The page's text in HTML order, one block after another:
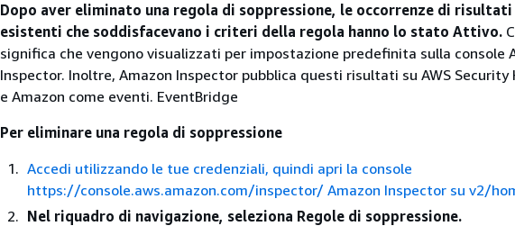
Dopo aver eliminato una regola di soppressione, le occorrenze di risultati
esistenti che soddisfacevano i criteri della regola hanno lo stato Attivo.
significa che vengono visualizzati per impostazione predefinita sulla console
Inspector. Inoltre, Amazon Inspector pubblica questi risultati su AWS Security
e Amazon come eventi. EventBridge
Per eliminare una regola di soppressione
Accedi utilizzando le tue credenziali, quindi apri la console
https://console.aws.amazon.com/inspector/ Amazon Inspector su v2/
Nel riquadro di navigazione, seleziona Regole di soppressione.